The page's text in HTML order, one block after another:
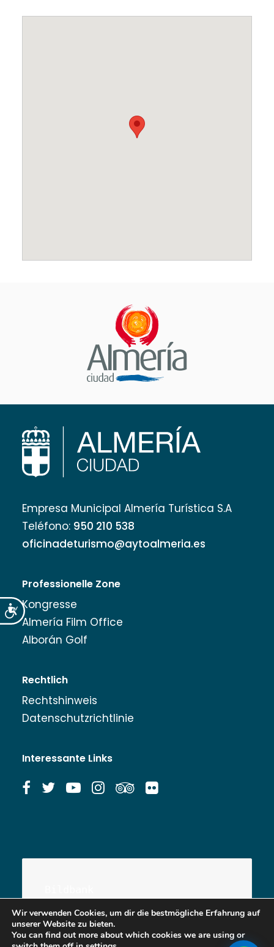
Accesibilidad
Empresa Municipal Almería Turística S.A
Teléfono: 950 210 538
oficinadeturismo@aytoalmeria.es
Professionelle Zone
Kongresse
Almería Film Office
Alborán Golf
Rechtlich
Rechtshinweis
Datenschutzrichtlinie
Interessante Links
Wir verwenden Cookies, um dir die bestmögliche Erfahrung auf
unserer Website zu bieten.
You can find out more about which cookies we are using or